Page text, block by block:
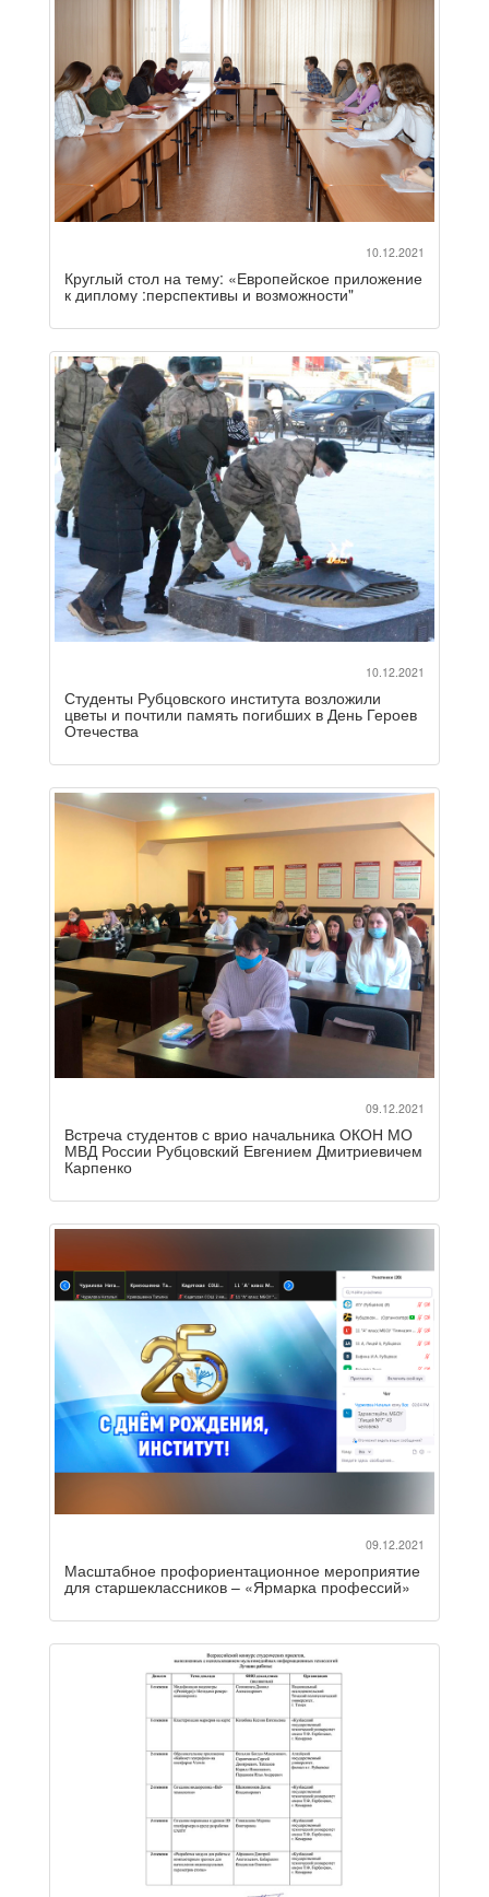
10.12.2021
Круглый стол на тему: «Европейское приложение
к диплому :перспективы и возможности"
10.12.2021
Студенты Рубцовского института возложили
цветы и почтили память погибших в День Героев
Отечества
09.12.2021
Встреча студентов с врио начальника ОКОН МО
МВД России Рубцовский Евгением Дмитриевичем
Карпенко
09.12.2021
Масштабное профориентационное мероприятие
для старшеклассников – «Ярмарка профессий»